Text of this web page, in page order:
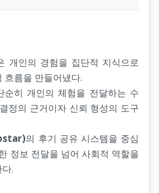
개인의 경험을 집단적 지식으로
흐름을 만들어냈다.
히 개인의 체험을 전달하는 수
정의 근거이자 신뢰 형성의 도구
의 후기 공유 시스템을 중심
정보 전달을 넘어 사회적 역할을
.